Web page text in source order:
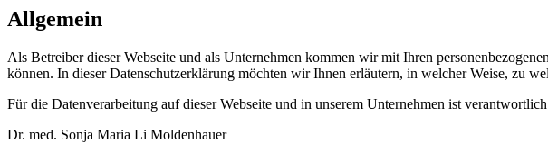
Allgemein
Als Betreiber dieser Webseite und als Unternehmen kommen wir mit Ihren
können. In dieser Datenschutzerklärung möchten wir Ihnen erläutern, in welcher Weise, zu
Für die Datenverarbeitung auf dieser Webseite und in unserem Unternehmen ist
Dr. med. Sonja Maria Li Moldenhauer